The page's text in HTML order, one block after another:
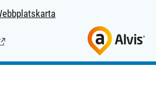
till extern sida.)